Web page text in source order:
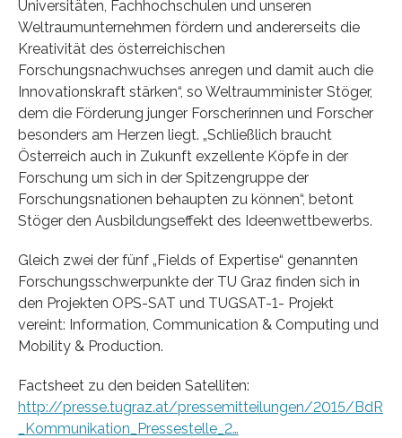
Universitäten, Fachhochschulen und unseren
Weltraumunternehmen fördern und andererseits die
Kreativität des österreichischen
Forschungsnachwuchses anregen und damit auch die
Innovationskraft stärken“, so Weltraumminister Stöger,
dem die Förderung junger Forscherinnen und Forscher
besonders am Herzen liegt. „Schließlich braucht
Österreich auch in Zukunft exzellente Köpfe in der
Forschung um sich in der Spitzengruppe der
Forschungsnationen behaupten zu können“, betont
Stöger den Ausbildungseffekt des Ideenwettbewerbs.
Gleich zwei der fünf „Fields of Expertise“ genannten
Forschungsschwerpunkte der TU Graz finden sich in
den Projekten OPS-SAT und TUGSAT-1- Projekt
vereint: Information, Communication & Computing und
Mobility & Production.
Factsheet zu den beiden Satelliten:
http://presse.tugraz.at/pressemitteilungen/2015/BdR
_Kommunikation_Pressestelle_2…